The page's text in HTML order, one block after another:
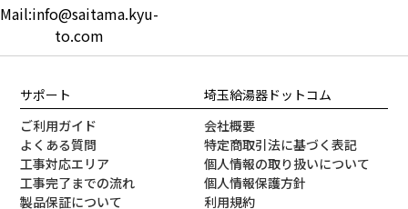
Mail:info@saitama.kyu-
to.com
サポート
ご利用ガイド
よくある質問
工事対応エリア
工事完了までの流れ
製品保証について
埼玉給湯器ドットコム
会社概要
特定商取引法に基づく表記
個人情報の取り扱いについて
個人情報保護方針
利用規約